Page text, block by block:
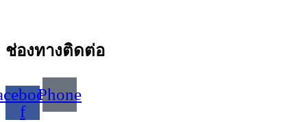
ช่องทางติดต่อ
f
Phone